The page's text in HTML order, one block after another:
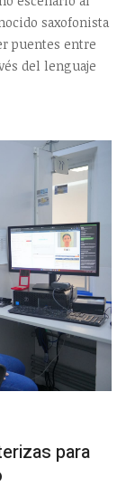
saxofonista
puentes entre
del lenguaje
para